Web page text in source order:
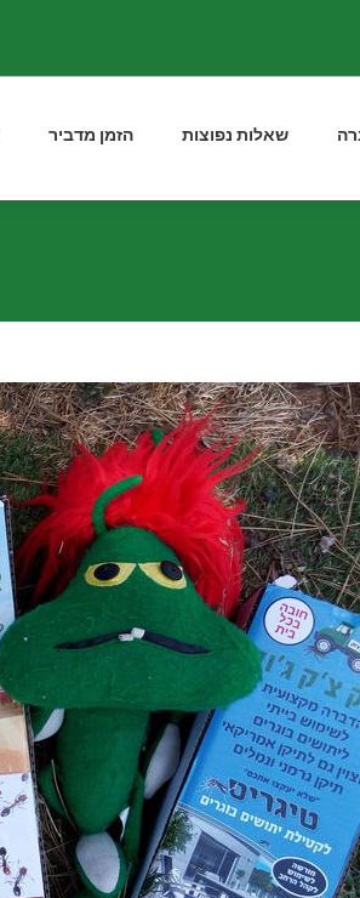
שאלות נפוצות הזמן מדביר